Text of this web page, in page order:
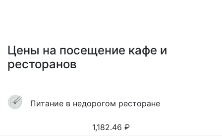
Цены на посещение кафе и
ресторанов
Питание в недорогом ресторане
1,182.46 ₽